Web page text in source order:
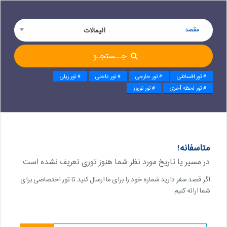
مقصد الیمالات
جــستجـو
# تور اقساطی # تور خارجی # تور داخلی # تور ریلی
# تور لحظه آخری # تور نوروز
متاسفانه!
در مسیر یا تاریخ مورد نظر شما هنوز توری تعریف نشده است
اگر قصد سفر دارید شماره خود را برای ما ارسال کنید تا تور اختصاصی برای
شما ارائه کنیم